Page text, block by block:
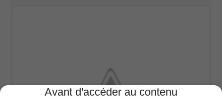
Avant d'accéder au contenu